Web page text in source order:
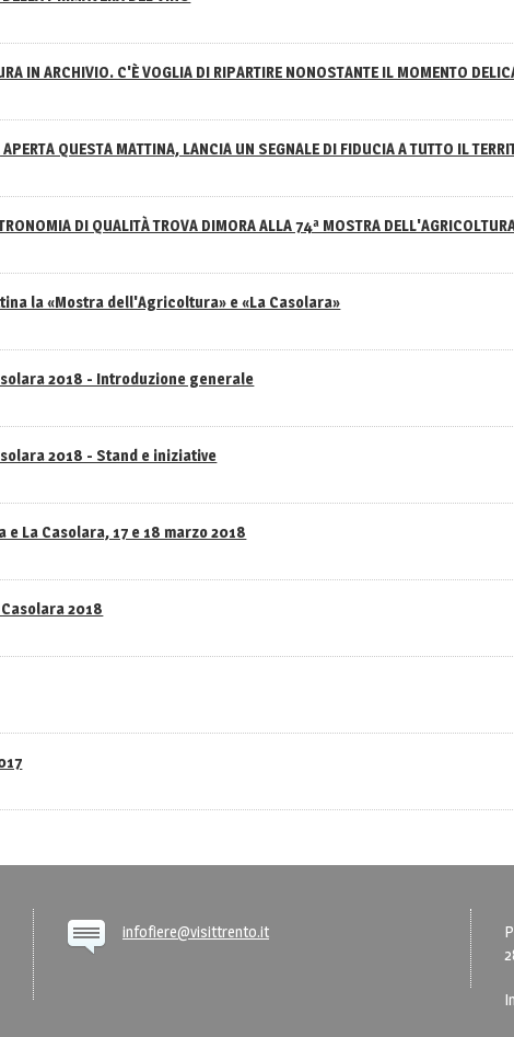
IN ARCHIVIO. C'È VOGLIA DI RIPARTIRE NONOSTANTE IL MOMENTO
QUESTA MATTINA, LANCIA UN SEGNALE DI FIDUCIA A TUTTO IL
DI QUALITÀ TROVA DIMORA ALLA 74ª MOSTRA
la «Mostra dell'Agricoltura» e «La Casolara»
2018 - Introduzione generale
2018 - Stand e iniziative
La Casolara, 17 e 18 marzo 2018
2018
infofiere@visittrento.it